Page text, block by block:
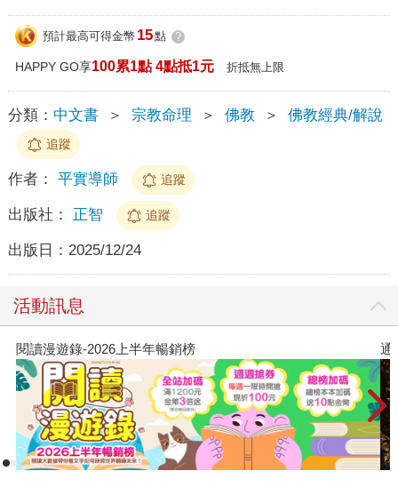
預計最高可得金幣 15點 ?
HAPPY GO享100累1點 4點抵1元 折抵無上限
分類： 中文書 ＞ 宗教命理 ＞ 佛教 ＞ 佛教經典/解說
追蹤
作者： 平實導師 追蹤
出版社： 正智 追蹤
出版日： 2025/12/24
活動訊息
閱讀漫遊錄-2026上半年暢銷榜 通